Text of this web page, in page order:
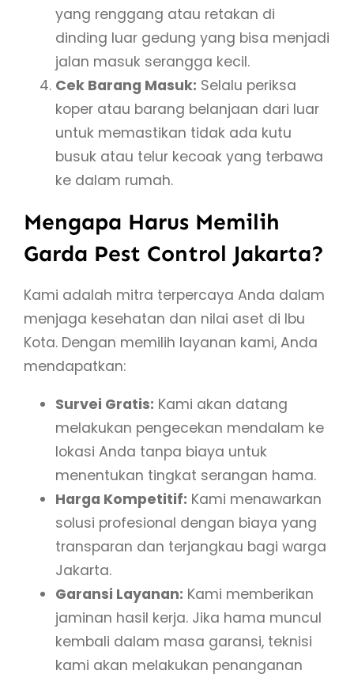
yang renggang atau retakan di
dinding luar gedung yang bisa menjadi
jalan masuk serangga kecil.
Cek Barang Masuk: Selalu periksa
koper atau barang belanjaan dari luar
untuk memastikan tidak ada kutu
busuk atau telur kecoak yang terbawa
ke dalam rumah.
Mengapa Harus Memilih
Garda Pest Control Jakarta?
Kami adalah mitra terpercaya Anda dalam
menjaga kesehatan dan nilai aset di Ibu
Kota. Dengan memilih layanan kami, Anda
mendapatkan:
Survei Gratis: Kami akan datang
melakukan pengecekan mendalam ke
lokasi Anda tanpa biaya untuk
menentukan tingkat serangan hama.
Harga Kompetitif: Kami menawarkan
solusi profesional dengan biaya yang
transparan dan terjangkau bagi warga
Jakarta.
Garansi Layanan: Kami memberikan
jaminan hasil kerja. Jika hama muncul
kembali dalam masa garansi, teknisi
kami akan melakukan penanganan